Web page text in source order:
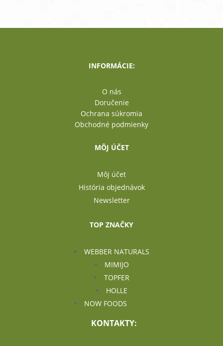
INFORMÁCIE:
O nás
Doručenie
Ochrana súkromia
Obchodné podmienky
MÔJ ÚČET
Môj účet
História objednávok
Newsletter
TOP ZNAČKY
WEBBER NATURALS
MIMIJO
TOPFER
HOLLE
NOW FOODS
KONTAKTY: